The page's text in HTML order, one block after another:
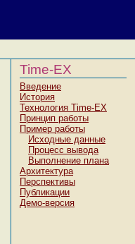
Time-EX
Введение
История
Технология Тime-EX
Принцип работы
Пример работы
Исходные данные
Процесс вывода
Выполнение плана
Архитектура
Перспективы
Публикации
Демо-версия